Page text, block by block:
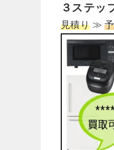
３ステッ
見積り ≫